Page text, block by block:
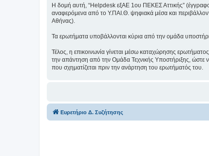
Η δομή αυτή, “Helpdesk εξΑΕ 1ου ΠΕΚΕΣ Αττικής” (έγγραφο
αναφερόμενα από το Υ.ΠΑΙ.Θ. ψηφιακά μέσα και
Αθήνας).
Τα ερωτήματα υποβάλλονται κύρια από την ομάδα
Τέλος, η επικοινωνία γίνεται μέσω καταχώρησης
την απάντηση από την Ομάδα Τεχνικής Υποστήριξης, ώστε
που σχηματίζεται πριν την ανάρτηση του ερωτήματός του.
Ευρετήριο Δ. Συζήτησης